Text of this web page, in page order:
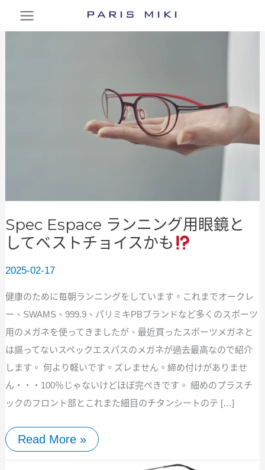
至
Spec Espace ランニング用眼鏡と
してベストチョイスかも
2025-02-17
健康のために毎朝ランニングをしています。これまでオークレ
ー、SWAMS、999.9、パリミキPBブランドなど多くのスポーツ
用のメガネを使ってきましたが、最近買ったスポーツメガネと
は謳ってないスペックエスパスのメガネが過去最高なので紹介
します。 何より軽いです。ズレません。締め付けがありませ
ん・・・100％じゃないけどほぼ完ぺきです。 細めのプラスチ
ックのフロント部とこれまた細目のチタンシートのテ […]
ス
チ
ョ
イ
か
Read More »